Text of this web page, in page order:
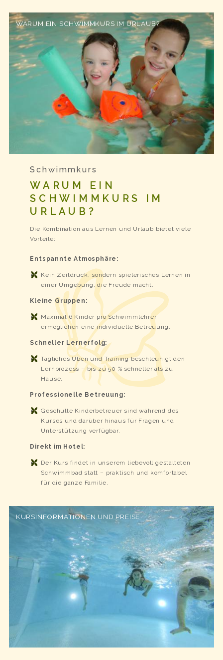
WARUM EIN SCHWIMMKURS IM URLAUB?
Schwimmkurs
WARUM EIN
SCHWIMMKURS IM
URLAUB?
Die Kombination aus Lernen und Urlaub bietet viele
Vorteile:
Entspannte Atmosphäre:
Kein Zeitdruck, sondern spielerisches Lernen in
einer Umgebung, die Freude macht.
Kleine Gruppen:
Maximal 6 Kinder pro Schwimmlehrer
ermöglichen eine individuelle Betreuung.
Schneller Lernerfolg:
Tägliches Üben und Training beschleunigt den
Lernprozess – bis zu 50 % schneller als zu
Hause.
Professionelle Betreuung:
Geschulte Kinderbetreuer sind während des
Kurses und darüber hinaus für Fragen und
Unterstützung verfügbar.
Direkt im Hotel:
Der Kurs findet in unserem liebevoll gestalteten
Schwimmbad statt – praktisch und komfortabel
für die ganze Familie.
KURSINFORMATIONEN UND PREISE